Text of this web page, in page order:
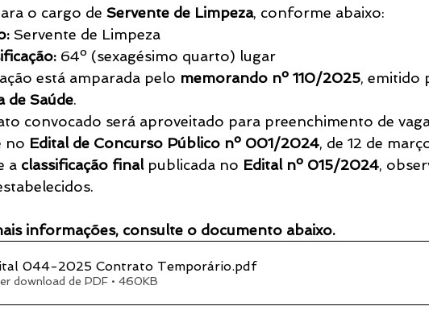
Concurso Público Brigada Militar Assistência Social, Cidadania
e Agricultura CRAS Secretaria de Turismo e Desporto
o cargo de Servente de Limpeza, conforme abaixo:
Servente de Limpeza
64º (sexagésimo quarto) lugar
está amparada pelo memorando nº 110/2025, emitido
de Saúde.
convocado será aproveitado para preenchimento de
no Edital de Concurso Público nº 001/2024, de 12 de
a classificação final publicada no Edital nº 015/2024,
informações, consulte o documento abaixo.
044-2025 Contrato Temporário.pdf
download de PDF • 460KB